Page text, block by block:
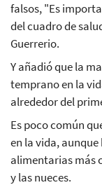
falsos, "Es
del cuadro de
Guerrerio.
Y añadió que la
temprano en la
alrededor del
Es poco común
en la vida,
alimentarias más
y las nueces.